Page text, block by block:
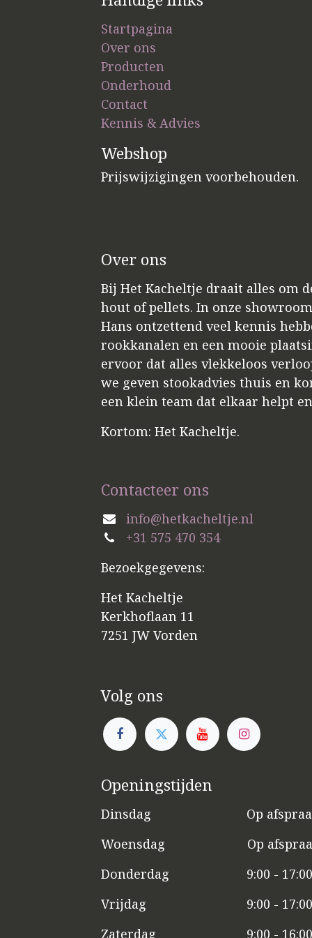
Startpagina
Over ons
Producten
Onderhoud
Contact
Kennis & Advies
Webshop
Prijswijzigingen voorbehouden.
Over ons
Bij Het Kacheltje draait alles om
hout of pellets. In onze
Hans ontzettend veel kennis
rookkanalen en een mooie
ervoor dat alles vlekkeloos
we geven stookadvies thuis en
een klein team dat elkaar helpt
Kortom: Het Kacheltje.
Contacteer ons
info@hetkacheltje.nl
+31 575 470 354
Bezoekgegevens:
Het Kacheltje
Kerkhoflaan 11
7251 JW Vorden
Volg ons
Openingstijden
Dinsdag
​​Op
Woensdag
​Op
Donderdag
9:00 -
Vrijdag
​9:00 - 17:00
Zaterdag
​9:00 -